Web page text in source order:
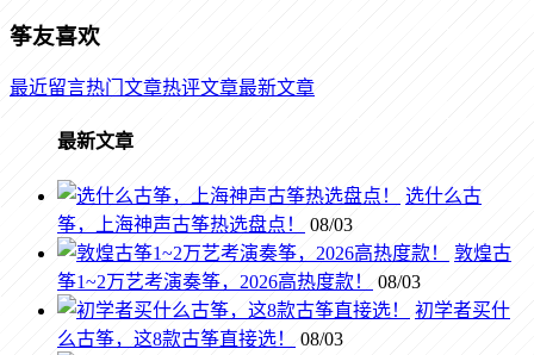
筝友喜欢
最近留言热门文章热评文章最新文章
最新文章
选什么古
筝，上海神声古筝热选盘点！
08/03
敦煌古
筝1~2万艺考演奏筝，2026高热度款！
08/03
初学者买什
么古筝，这8款古筝直接选！
08/03